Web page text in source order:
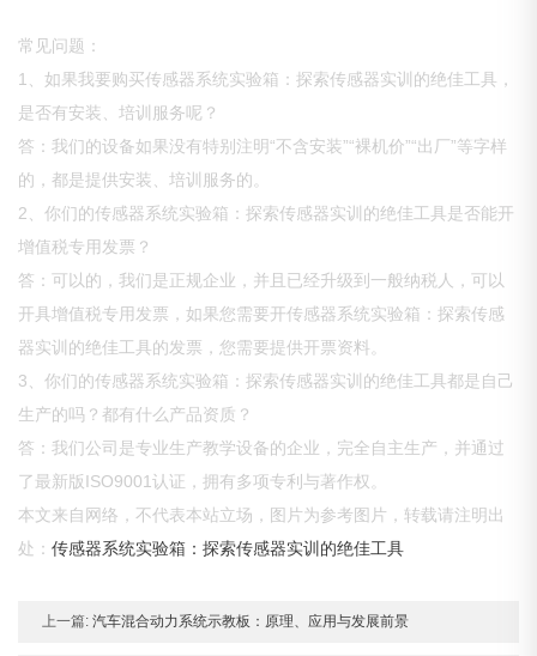
常见问题：
1、如果我要购买传感器系统实验箱：探索传感器实训的绝佳工具，
是否有安装、培训服务呢？
答：我们的设备如果没有特别注明“不含安装”“裸机价”“出厂”等字样
的，都是提供安装、培训服务的。
2、你们的传感器系统实验箱：探索传感器实训的绝佳工具是否能开
增值税专用发票？
答：可以的，我们是正规企业，并且已经升级到一般纳税人，可以
开具增值税专用发票，如果您需要开传感器系统实验箱：探索传感
器实训的绝佳工具的发票，您需要提供开票资料。
3、你们的传感器系统实验箱：探索传感器实训的绝佳工具都是自己
生产的吗？都有什么产品资质？
答：我们公司是专业生产教学设备的企业，完全自主生产，并通过
了最新版ISO9001认证，拥有多项专利与著作权。
本文来自网络，不代表本站立场，图片为参考图片，转载请注明出
处：传感器系统实验箱：探索传感器实训的绝佳工具
上一篇: 汽车混合动力系统示教板：原理、应用与发展前景